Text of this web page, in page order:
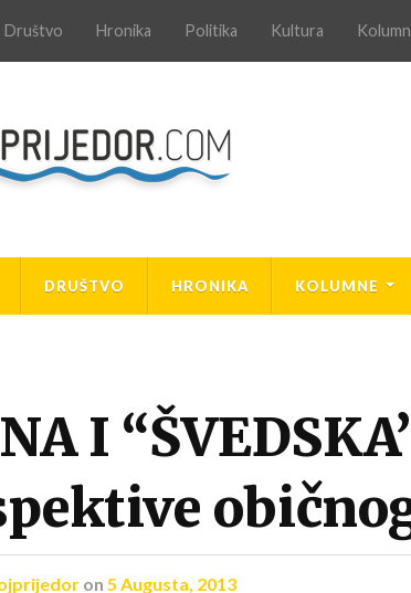
Društvo Hronika Politika Kultura
DRUŠTVO HRONIKA KOLUMNE
I
on 5 Augusta, 2013